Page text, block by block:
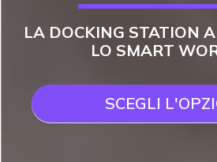
LA DOCKING STATION
LO SMART
SCEGLI